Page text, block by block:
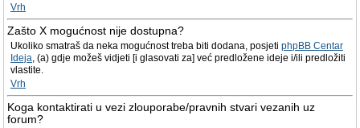
Vrh
Zašto X mogućnost nije dostupna?
Ukoliko smatraš da neka mogućnost treba biti dodana, posjeti phpBB Centar
Ideja, (a) gdje možeš vidjeti [i glasovati za] već predložene ideje i/ili predložiti
vlastite.
Vrh
Koga kontaktirati u vezi zlouporabe/pravnih stvari vezanih uz
forum?